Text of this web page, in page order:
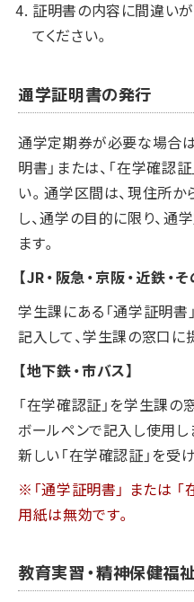
証明書の内容に間違い
てください。
通学証明書の発行
通学定期券が必要な場合
明書」または、「在学確認
い。通学区間は、現住所
し、通学の目的に限り、通
ます。
【JR・阪急・京阪・近鉄・そ
学生課にある「通学証明書
記入して、学生課の窓口に
【地下鉄・市バス】
「在学確認証」を学生課の
ボールペンで記入し使用
新しい「在学確認証」を受
※「通学証明書」 または
用紙は無効です。
教育実習・精神保健福